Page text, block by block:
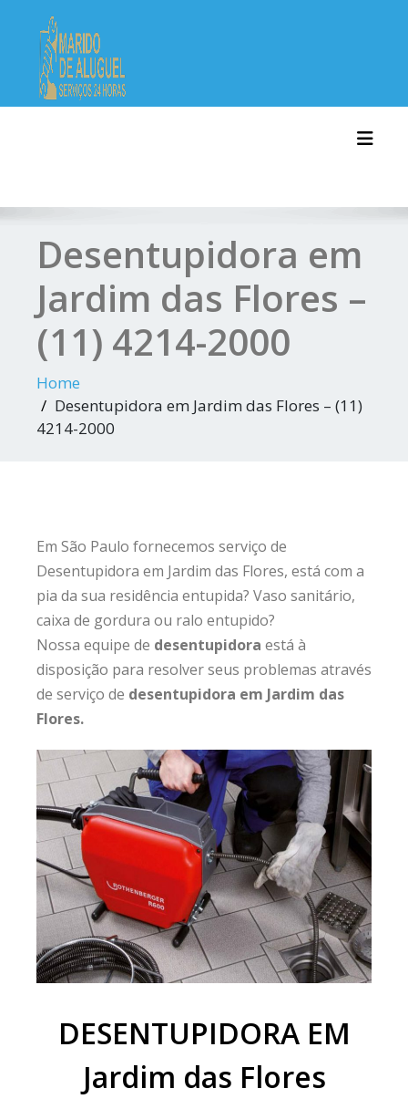
content
Desentupidora em
Jardim das Flores –
(11) 4214-2000
Home
Desentupidora em Jardim das Flores – (11)
4214-2000
Em São Paulo fornecemos serviço de
Desentupidora em Jardim das Flores, está com a
pia da sua residência entupida? Vaso sanitário,
caixa de gordura ou ralo entupido?
Nossa equipe de desentupidora está à
disposição para resolver seus problemas através
de serviço de desentupidora em Jardim das
Flores.
DESENTUPIDORA EM
Jardim das Flores